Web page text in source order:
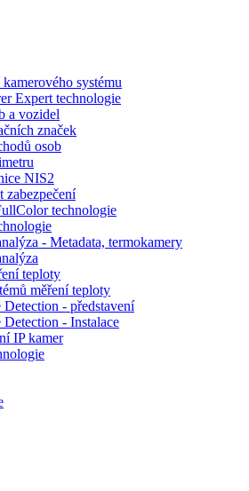
systému
Expert technologie
a vozidel
značek
osob
NIS2
technologie
- Metadata, termokamery
teploty
měření teploty
Detection - představení
Detection - Instalace
IP kamer